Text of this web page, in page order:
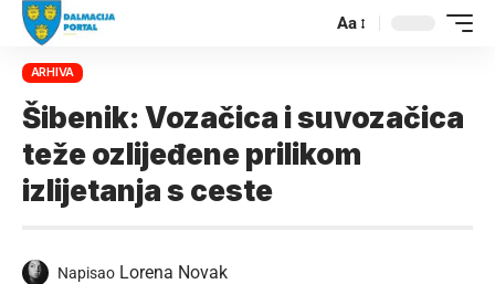
Aa
ARHIVA
Šibenik: Vozačica i suvozačica
teže ozlijeđene prilikom
izlijetanja s ceste
Napisao Lorena Novak